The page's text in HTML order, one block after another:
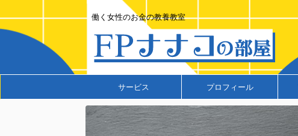
働く女性のお金の教養教室
サービス プロフィール